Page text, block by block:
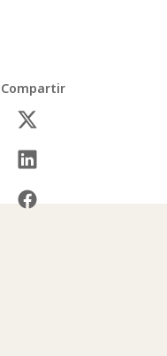
Compartir